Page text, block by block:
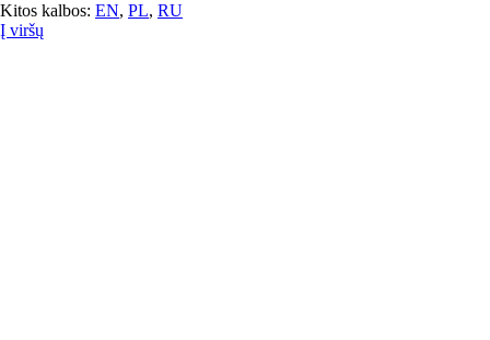
Kitos kalbos: EN, PL, RU
Į viršų